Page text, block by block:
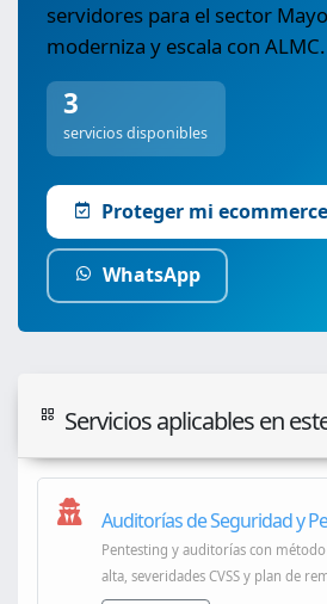
servidores para el sector
moderniza y escala con ALMC.
3
servicios disponibles
Proteger mi
WhatsApp
Servicios aplicables en
Auditorías de Seguridad y
Pentesting y auditorías con
alta, severidades CVSS y plan de